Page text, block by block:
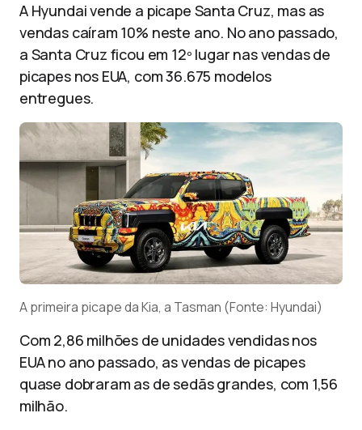
A Hyundai vende a picape Santa Cruz, mas as
vendas caíram 10% neste ano. No ano passado,
a Santa Cruz ficou em 12º lugar nas vendas de
picapes nos EUA, com 36.675 modelos
entregues.
A primeira picape da Kia, a Tasman (Fonte: Hyundai)
Com 2,86 milhões de unidades vendidas nos
EUA no ano passado, as vendas de picapes
quase dobraram as de sedãs grandes, com 1,56
milhão.